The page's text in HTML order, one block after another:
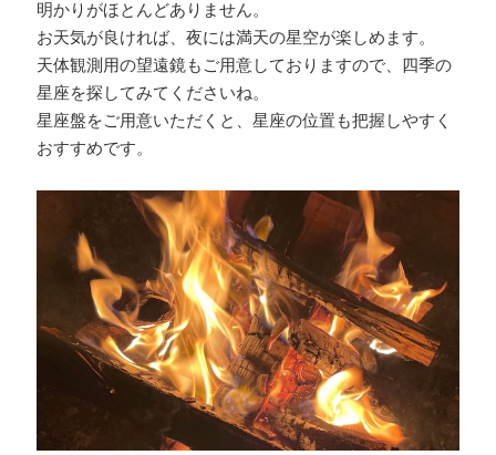
明かりがほとんどありません。
お天気が良ければ、夜には満天の星空が楽しめます。
天体観測用の望遠鏡もご用意しておりますので、四季の
星座を探してみてくださいね。
星座盤をご用意いただくと、星座の位置も把握しやすく
おすすめです。